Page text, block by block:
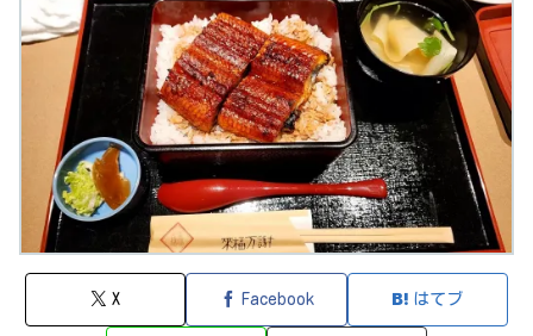
X Facebook はてブ